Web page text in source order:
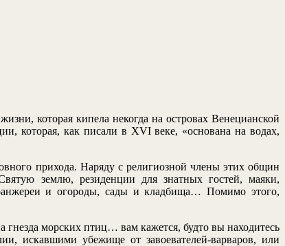
которая кипела некогда на островах Венецианской
которая, как писали в XVI веке, «основана на водах,
прихода. Наряду с религиозной члены этих общин
землю, резиденции для знатных гостей, маяки,
и огороды, сады и кладбища… Помимо этого,
морских птиц… вам кажется, будто вы находитесь
искавшими убежище от завоевателей-варваров, или